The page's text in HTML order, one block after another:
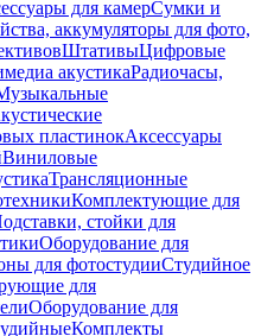
для камерСумки и
аккумуляторы для фото,
ШтативыЦифровые
акустикаРадиочасы,
пластинокАксессуары
Виниловые
Трансляционные
Комплектующие для
стойки для
Оборудование для
для фотостудииСтудийное
для
Оборудование для
Комплекты